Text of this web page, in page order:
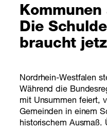
Kommunen
Die
braucht
Nordrhein-Westfalen
Während die
mit Unsummen feiert,
Gemeinden in einem
historischem Ausmaß.